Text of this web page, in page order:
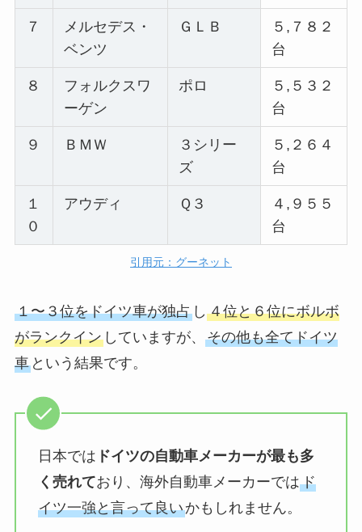
７
メルセデス・
ベンツ
ＧＬＢ
５,７８２
台
８
フォルクスワ
ーゲン
ポロ
５,５３２
台
９ ＢＭＷ
３シリー
ズ
５,２６４
台
１
０
アウディ Ｑ３
４,９５５
台
引用元：グーネット
１〜３位をドイツ車が独占し ４位と６位にボルボ
がランクインしていますが、 その他も全てドイツ
車という結果です。
日本では ドイツの自動車メーカーが最も多
く売れており、海外自動車メーカーではド
イツ一強と言って良いかもしれません。